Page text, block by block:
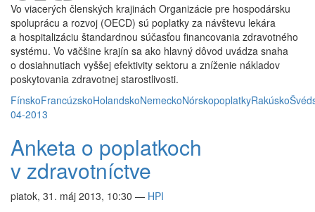
Vo viacerých členských krajinách Organizácie pre hospodársku
spoluprácu a rozvoj (OECD) sú poplatky za návštevu lekára
a hospitalizáciu štandardnou súčasťou financovania zdravotného
systému. Vo väčšine krajín sa ako hlavný dôvod uvádza snaha
o dosiahnutiach vyššej efektivity sektoru a zníženie nákladov
poskytovania zdravotnej starostlivosti.
FínskoFrancúzskoHolandskoNemeckoNórskopoplatkyRakúsko
04-2013
Anketa o poplatkoch
v zdravotníctve
piatok, 31. máj 2013, 10:30 — HPI